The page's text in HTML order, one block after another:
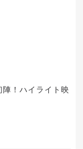
陣！ハイライト映